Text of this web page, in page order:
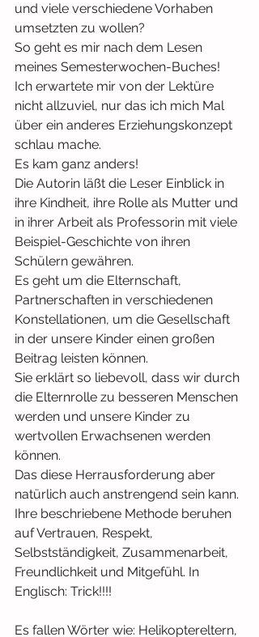
und viele verschiedene Vorhaben
umsetzten zu wollen?
So geht es mir nach dem Lesen
meines Semesterwochen-Buches!
Ich erwartete mir von der Lektüre
nicht allzuviel, nur das ich mich Mal
über ein anderes Erziehungskonzept
schlau mache.
Es kam ganz anders!
Die Autorin läßt die Leser Einblick in
ihre Kindheit, ihre Rolle als Mutter und
in ihrer Arbeit als Professorin mit viele
Beispiel-Geschichte von ihren
Schülern gewähren.
Es geht um die Elternschaft,
Partnerschaften in verschiedenen
Konstellationen, um die Gesellschaft
in der unsere Kinder einen großen
Beitrag leisten können.
Sie erklärt so liebevoll, dass wir durch
die Elternrolle zu besseren Menschen
werden und unsere Kinder zu
wertvollen Erwachsenen werden
können.
Das diese Herrausforderung aber
natürlich auch anstrengend sein kann.
Ihre beschriebene Methode beruhen
auf Vertrauen, Respekt,
Selbstständigkeit, Zusammenarbeit,
Freundlichkeit und Mitgefühl. In
Englisch: Trick!!!!
Es fallen Wörter wie: Helikoptereltern,